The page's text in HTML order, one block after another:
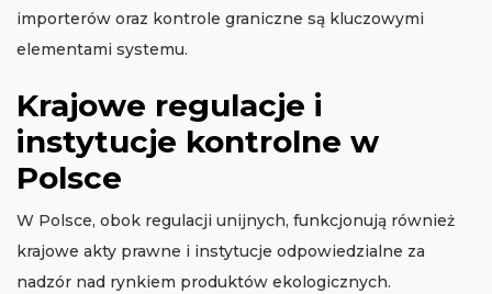
importerów oraz kontrole graniczne są kluczowymi
elementami systemu.
Krajowe regulacje i
instytucje kontrolne w
Polsce
W Polsce, obok regulacji unijnych, funkcjonują również
krajowe akty prawne i instytucje odpowiedzialne za
nadzór nad rynkiem produktów ekologicznych.